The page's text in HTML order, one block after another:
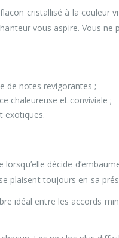
cristallisé à la couleur
vous aspire. Vous ne
de notes revigorantes ;
chaleureuse et conviviale ;
exotiques.
décide
plaisent toujours en sa
idéal entre les accords